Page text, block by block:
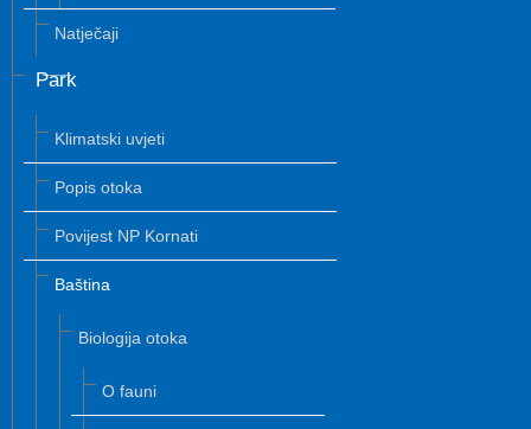
Natječaji
Park
Klimatski uvjeti
Popis otoka
Povijest NP Kornati
Baština
Biologija otoka
O fauni